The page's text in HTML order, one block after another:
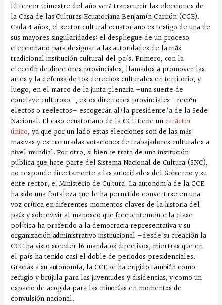
El tercer trimestre del año verá transcurrir las elecciones de
la Casa de las Culturas Ecuatoriana Benjamín Carrión (CCE).
Cada 4 años, el sector cultural ecuatoriano es testigo de una de
sus mayores singularidades: el despliegue de un proceso
eleccionario para designar a las autoridades de la más
tradicional institución cultural del país. Primero, con la
elección de directores provinciales, llamados a promover las
artes y la defensa de los derechos culturales en territorio; y
luego, en el marco de la junta plenaria —una suerte de
conclave culturoso—, estos directores provinciales —recién
electos o reelectos— escogerán al/la presidente/a de la Sede
Nacional. El caso ecuatoriano de la CCE tiene uncarácter
único, ya que por un lado estas elecciones son de las más
masivas y estructuradas votaciones de trabajadores culturales a
nivel mundial. Por otro, si bien se trata de una institución
pública que hace parte del Sistema Nacional de Cultura (SNC),
no responde directamente a las autoridades del Gobierno y su
ente rector, el Ministerio de Cultura. La autonomía de la CCE
ha sido una fortaleza que le ha permitido convertirse en una
voz crítica en diferentes momentos claves de la historia del
país y sobrevivir al manoseo que frecuentemente la clase
política ha proferido a la democracia representativa y su
organización administrativo institucional —desde su creación la
CCE ha visto suceder 16 mandatos directivos, mientras que en
el país ha tenido casi el doble de periodos presidenciales.
Gracias a su autonomía, la CCE se ha erigido también como
refugio y brújula para las juventudes y disidencias, y como un
espacio de acogida para las minorías en momentos de
convulsión nacional.